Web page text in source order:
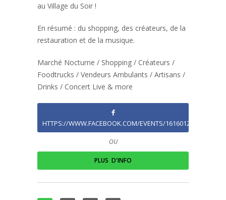
au Village du Soir !
En résumé : du shopping, des créateurs, de la
restauration et de la musique.
Marché Nocturne / Shopping / Créateurs /
Foodtrucks / Vendeurs Ambulants / Artisans /
Drinks / Concert Live & more
HTTPS://WWW.FACEBOOK.COM/EVENTS/1616012075369580/
OU
PLUS D'INFO